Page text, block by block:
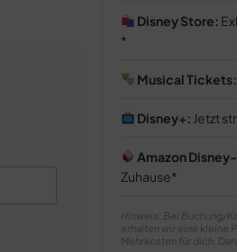
Disney Store:
Musical Tickets:
Disney+: Jetzt
Amazon
Zuhause
Hinweis: Bei Buchung/
erhalten wir eine kleine
Mehrkosten für dich.